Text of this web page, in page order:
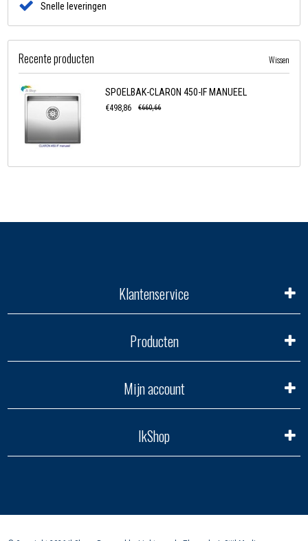
Snelle leveringen
Recente producten Wissen
SPOELBAK-CLARON 450-IF MANUEEL
€498,86 €660,66
Klantenservice
Producten
Mijn account
IkShop